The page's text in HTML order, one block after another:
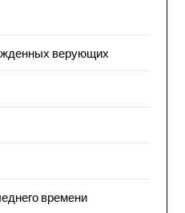
верующих
времени